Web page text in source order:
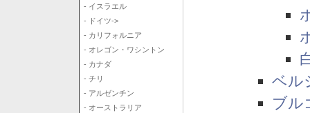
- イスラエル
- ドイツ->
- カリフォルニア
- オレゴン・ワシントン
- カナダ
- チリ
- アルゼンチン
- オーストラリア
ベル
ブル